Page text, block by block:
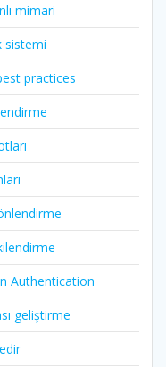
mimari
sistemi
practices
Authentication
geliştirme